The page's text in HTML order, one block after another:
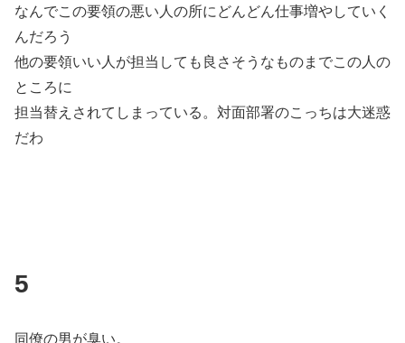
なんでこの要領の悪い人の所にどんどん仕事増やしていく
んだろう
他の要領いい人が担当しても良さそうなものまでこの人の
ところに
担当替えされてしまっている。対面部署のこっちは大迷惑
だわ
5
同僚の男が臭い。